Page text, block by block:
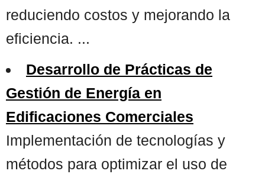
reduciendo costos y mejorando la
eficiencia. ...
Desarrollo de Prácticas de
Gestión de Energía en
Edificaciones Comerciales
Implementación de tecnologías y
métodos para optimizar el uso de